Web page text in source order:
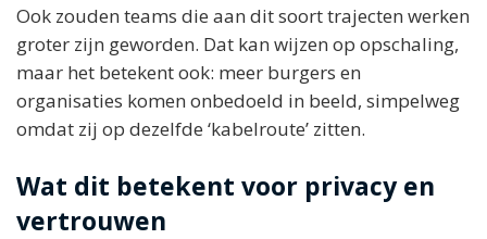
Ook zouden teams die aan dit soort trajecten werken
groter zijn geworden. Dat kan wijzen op opschaling,
maar het betekent ook: meer burgers en
organisaties komen onbedoeld in beeld, simpelweg
omdat zij op dezelfde ‘kabelroute’ zitten.
Wat dit betekent voor privacy en
vertrouwen